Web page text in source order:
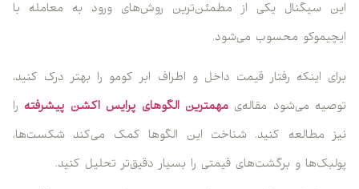
این سیگنال یکی از مطمئن‌ترین روش‌های ورود به معامله با
ایچیموکو محسوب می‌شود.
برای اینکه رفتار قیمت داخل و اطراف ابر کومو را بهتر درک کنید،
توصیه می‌شود مقاله‌یمهمترین الگوهای پرایس اکشن پیشرفته را
نیز مطالعه کنید. شناخت این الگوها کمک می‌کند شکست‌ها،
پولبک‌ها و برگشت‌های قیمتی را بسیار دقیق‌تر تحلیل کنید.